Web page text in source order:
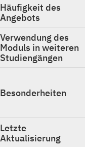
Häufigkeit des
Angebots
Verwendung des
Moduls in weiteren
Studiengängen
Besonderheiten
Letzte
Aktualisierung